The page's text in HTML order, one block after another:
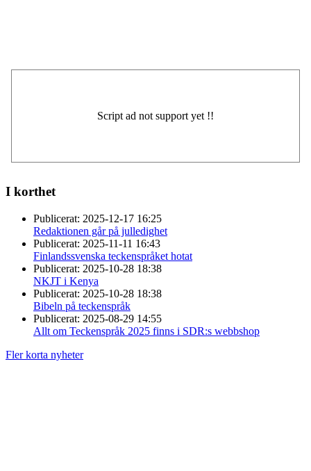
I korthet
Publicerat: 2025-12-17 16:25
Redaktionen går på julledighet
Publicerat: 2025-11-11 16:43
Finlandssvenska teckenspråket hotat
Publicerat: 2025-10-28 18:38
NKJT i Kenya
Publicerat: 2025-10-28 18:38
Bibeln på teckenspråk
Publicerat: 2025-08-29 14:55
Allt om Teckenspråk 2025 finns i SDR:s webbshop
Fler korta nyheter